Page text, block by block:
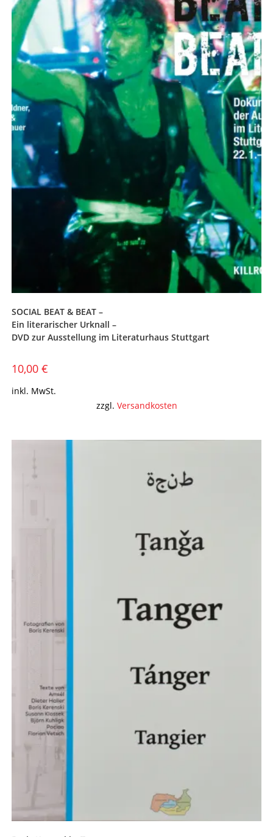
SOCIAL BEAT & BEAT –
Ein literarischer Urknall –
DVD zur Ausstellung im Literaturhaus Stuttgart
10,00 €
inkl. MwSt.
zzgl. Versandkosten